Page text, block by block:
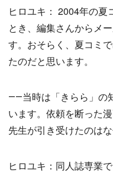
ヒロユキ： 2004年の夏
とき、編集さんからメ
す。おそらく、夏コミ
たのだと思います。
――当時は「きらら」の
います。依頼を断った
先生が引き受けたのはな
ヒロユキ：同人誌専業